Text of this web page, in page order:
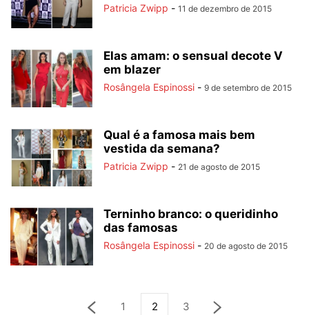
Patricia Zwipp - 11 de dezembro de 2015
Elas amam: o sensual decote V
em blazer
Rosângela Espinossi - 9 de setembro de 2015
Qual é a famosa mais bem
vestida da semana?
Patricia Zwipp - 21 de agosto de 2015
Terninho branco: o queridinho
das famosas
Rosângela Espinossi - 20 de agosto de 2015
1 2 3